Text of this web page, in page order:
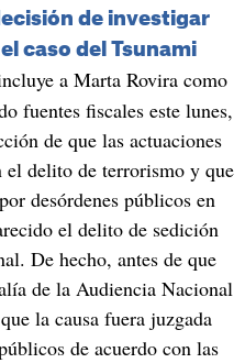
de investigar
caso del Tsunami
a Marta Rovira como
fuentes fiscales este lunes,
de que las actuaciones
delito de terrorismo y que
desórdenes públicos en
el delito de sedición
De hecho, antes de que
de la Audiencia Nacional
la causa fuera juzgada
de acuerdo con las